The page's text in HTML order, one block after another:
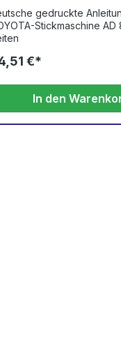
gedruckte
Stickmaschine AD
€*
In den